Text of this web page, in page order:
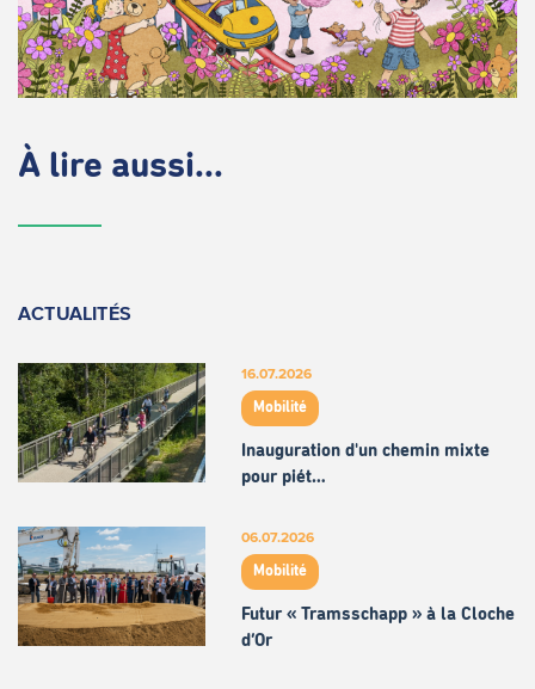
À lire aussi...
ACTUALITÉS
16.07.2026
Mobilité
Inauguration d'un chemin mixte
pour piét…
06.07.2026
Mobilité
Futur « Tramsschapp » à la Cloche
d’Or